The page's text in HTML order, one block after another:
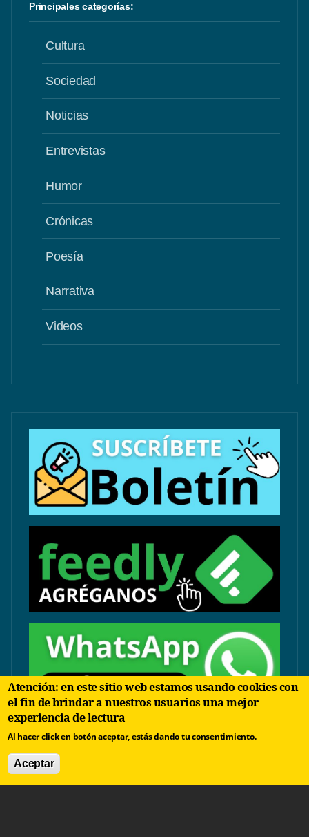
Principales categorías:
Cultura
Sociedad
Noticias
Entrevistas
Humor
Crónicas
Poesía
Narrativa
Videos
Sólo temas comerciales:
negocios@arbolinvertido.com
Atención: en este sitio web estamos usando cookies con
el fin de brindar a nuestros usuarios una mejor
experiencia de lectura
Al hacer click en botón aceptar, estás dando tu consentimiento.
Aceptar